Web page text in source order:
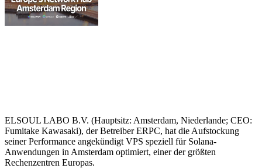
ELSOUL LABO B.V. (Hauptsitz: Amsterdam, Niederlande; CEO:
Fumitake Kawasaki), der Betreiber ERPC, hat die Aufstockung
seiner Performance angekündigt VPS speziell für Solana-
Anwendungen in Amsterdam optimiert, einer der größten
Rechenzentren Europas.